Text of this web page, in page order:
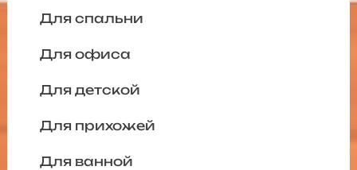
Для спальни
Для офиса
Для детской
Для прихожей
Для ванной